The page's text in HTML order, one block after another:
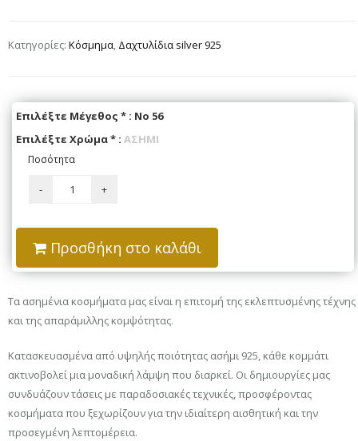
Κατηγορίες: Κόσμημα, Δαχτυλίδια silver 925
Επιλέξτε Μέγεθος * : Νο 56
Επιλέξτε Χρώμα* : ΑΣΗΜΙ
Ποσότητα
Προσθήκη στο καλάθι
Τα ασημένια κοσμήματα μας είναι η επιτομή της εκλεπτυσμένης τέχνης
και της απαράμιλλης κομψότητας.
Κατασκευασμένα από υψηλής ποιότητας ασήμι 925, κάθε κομμάτι
ακτινοβολεί μια μοναδική λάμψη που διαρκεί. Οι δημιουργίες μας
συνδυάζουν τάσεις με παραδοσιακές τεχνικές, προσφέροντας
κοσμήματα που ξεχωρίζουν για την ιδιαίτερη αισθητική και την
προσεγμένη λεπτομέρεια.